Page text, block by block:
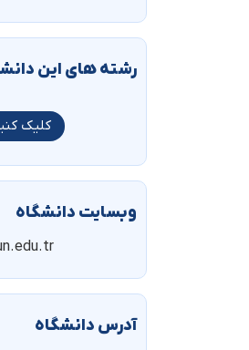
رشته های این
کلیک
وبسایت دانشگاه
آدرس دانشگاه